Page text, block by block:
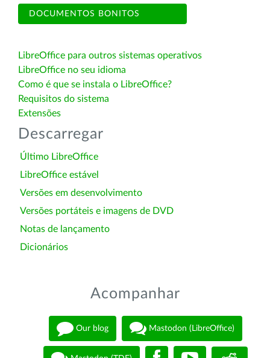
DOCUMENTOS BONITOS
LibreOffice para outros sistemas operativos
LibreOffice no seu idioma
Como é que se instala o LibreOffice?
Requisitos do sistema
Extensões
Descarregar
Último LibreOffice
LibreOffice estável
Versões em desenvolvimento
Versões portáteis e imagens de DVD
Notas de lançamento
Dicionários
Acompanhar
Our blog Mastodon (LibreOffice)